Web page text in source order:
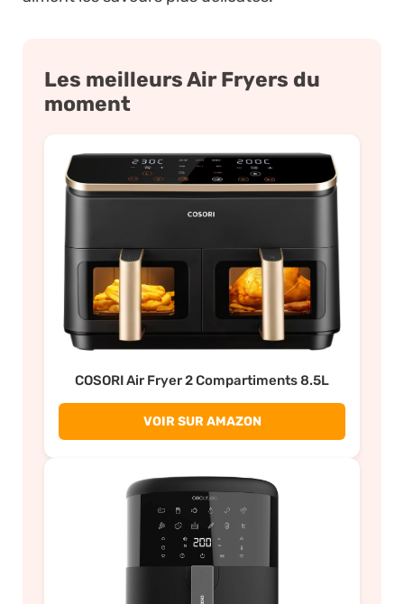
Les meilleurs Air Fryers du
moment
COSORI Air Fryer 2 Compartiments 8.5L
VOIR SUR AMAZON